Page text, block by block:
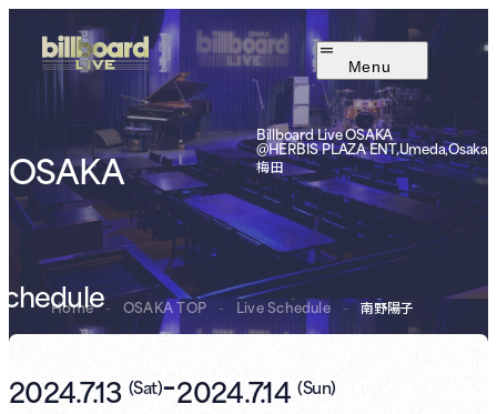
Menu
OSAKA
Billboard Live OSAKA
@HERBIS PLAZA ENT,Umeda,Osaka
梅田
Home - OSAKA TOP - Live Schedule - 南野陽子
2024.7.13 (Sat)-2024.7.14 (Sun)